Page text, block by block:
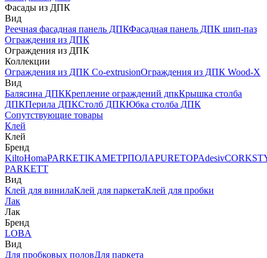
Фасады из ДПК
Вид
Реечная фасадная панель ДПКФасадная панель ДПК шип-паз
Ограждения из ДПК
Ограждения из ДПК
Коллекции
Ограждения из ДПК Co-extrusionОграждения из ДПК Wood-X
Вид
Балясина ДПККрепление ограждений дпкКрышка столба
ДПКПерила ДПКСтолб ДПКЮбка столба ДПК
Сопутствующие товары
Клей
Клей
Бренд
KiltoHomaPARKETIKAМЕТРПОЛАPURETOPAdesiv
PARKETT
Вид
Клей для винилаКлей для паркетаКлей для пробки
Лак
Лак
Бренд
LOBA
Вид
Для пробковых половДля паркета